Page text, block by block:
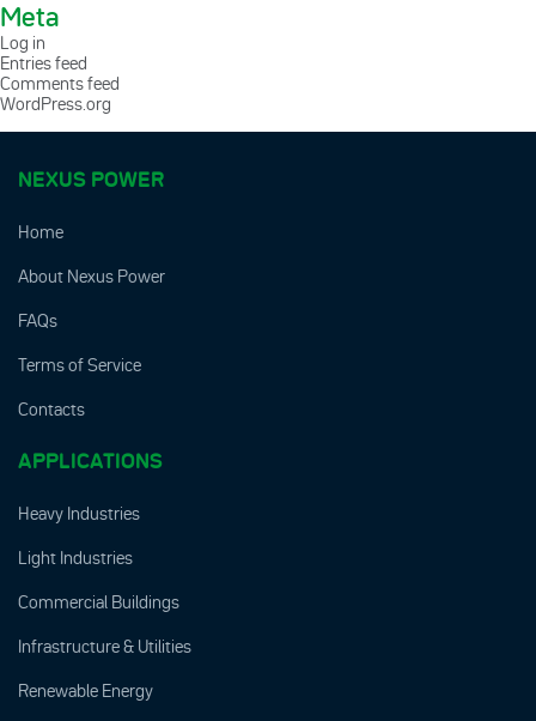
Meta
Log in
Entries feed
Comments feed
WordPress.org
NEXUS POWER
Home
About Nexus Power
FAQs
Terms of Service
Contacts
APPLICATIONS
Heavy Industries
Light Industries
Commercial Buildings
Infrastructure & Utilities
Renewable Energy